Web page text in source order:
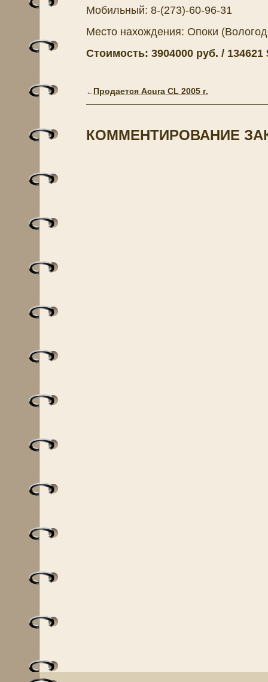
Мобильный: 8-(273)-60-96-31
Место нахождения: Опоки
Стоимость: 3904000 руб. / 134621
← Продается Acura CL 2005 г.
КОММЕНТИРОВАНИЕ